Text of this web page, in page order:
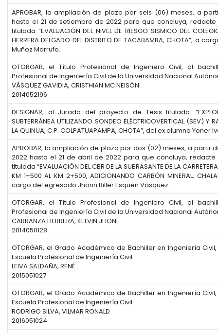
APROBAR, la ampliación de plazo por seis (06) meses, a
hasta el 21 de setiembre de 2022 para que concluya, redacte
titulada “EVALUACIÓN DEL NIVEL DE RIESGO SISMICO DEL
HERRERA DELGADO DEL DISTRITO DE TACABAMBA, CHOTA”, a
Muñoz Marrufo.
OTORGAR, el Título Profesional de Ingeniero Civil, al
Profesional de Ingeniería Civil de la Universidad Nacional
VÁSQUEZ GAVIDIA, CRISTHIAN MC NEISÓN
2014052196
DESIGNAR, al Jurado del proyecto de Tesis titulada:
SUBTERRÁNEA UTILIZANDO SONDEO ELÉCTRICOVERTICAL (SEV) Y
LA QUINUA, C.P. COLPATUAPAMPA, CHOTA”, del ex alumno
APROBAR, la ampliación de plazo por dos (02) meses, a partir
2022 hasta el 21 de abril de 2022 para que concluya, redacte
titulada “EVALUACIÓN DEL CBR DE LA SUBRASANTE DE LA
KM 1+500 AL KM 2+500, ADICIONANDO CARBÓN MINERAL,
cargo del egresado Jhonn Biller Esquén Vásquez.
OTORGAR, el Título Profesional de Ingeniero Civil, al
Profesional de Ingeniería Civil de la Universidad Nacional
CARRANZA HERRERA, KELVIN JHONI
2014050128
OTORGAR, el Grado Académico de Bachiller en Ingeniería
Escuela Profesional de Ingeniería Civil:
LEIVA SALDAÑA, RENÉ
2015051027
OTORGAR, el Grado Académico de Bachiller en Ingeniería
Escuela Profesional de Ingeniería Civil:
RODRIGO SILVA, VILMAR RONALD
2016051024